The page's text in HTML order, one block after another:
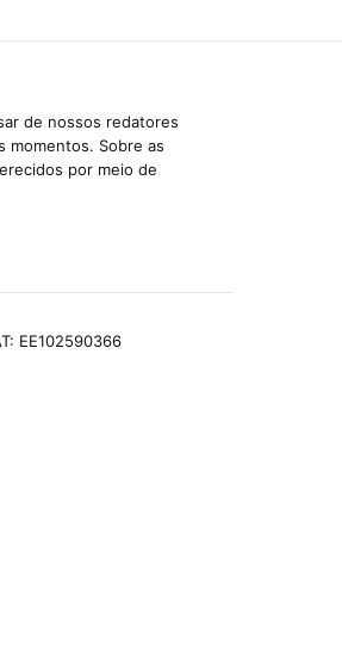
de nossos redatores
momentos. Sobre as
por meio de
EE102590366